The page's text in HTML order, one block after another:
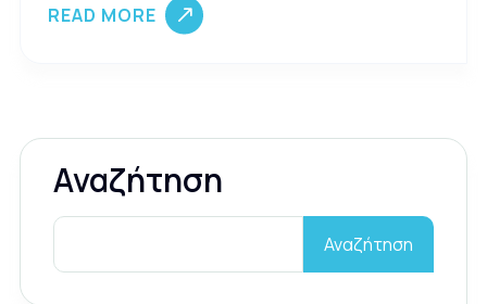
READ MORE
Αναζήτηση
Αναζήτηση